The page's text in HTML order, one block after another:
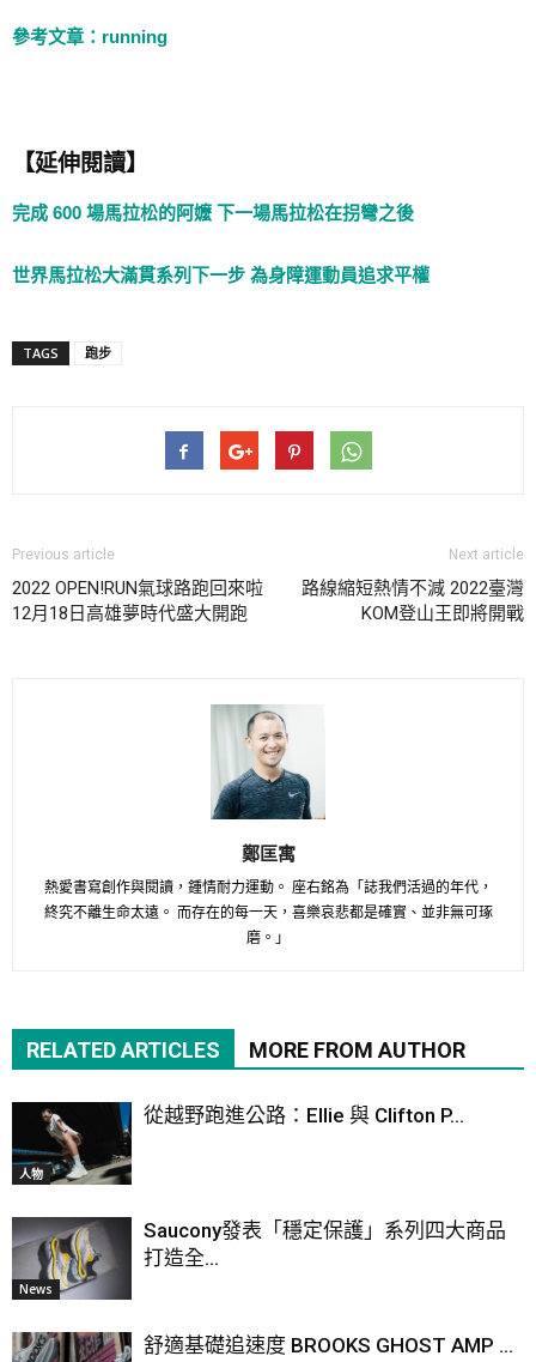
參考文章：running
【延伸閱讀】
完成 600 場馬拉松的阿嬤 下一場馬拉松在拐彎之後
世界馬拉松大滿貫系列下一步 為身障運動員追求平權
TAGS 跑步
Previous article
2022 OPEN!RUN氣球路跑回來啦
12月18日高雄夢時代盛大開跑
Next article
路線縮短熱情不減 2022臺灣
KOM登山王即將開戰
鄭匡寓
熱愛書寫創作與閱讀，鍾情耐力運動。 座右銘為「誌我們活過的年代，
終究不離生命太遠。 而存在的每一天，喜樂哀悲都是確實、並非無可琢
磨。」
RELATED ARTICLES MORE FROM AUTHOR
人物
從越野跑進公路：Ellie 與 Clifton P...
News
Saucony發表「穩定保護」系列四大商品
打造全...
舒適基礎追速度 BROOKS GHOST AMP ...